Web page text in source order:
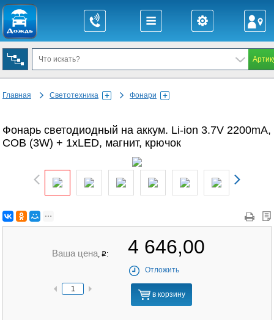
Главная Светотехника Фонари
Фонарь светодиодный на аккум. Li-ion 3.7V 2200mA,
COB (3W) + 1хLED, магнит, крючок
Ваша цена, q : 4 646,00
Отложить
в корзину